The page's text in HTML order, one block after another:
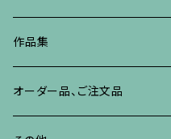
ブレスレット、バングル、その他
ブレスレット、その他
リング
ネックレス、ペンダント
リング
イヤリング、ピアス
ネックレス、ペンダント
作品集
オーダー品、ご注文品